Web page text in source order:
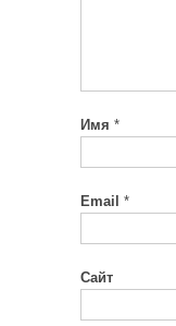
Имя *
Email *
Сайт